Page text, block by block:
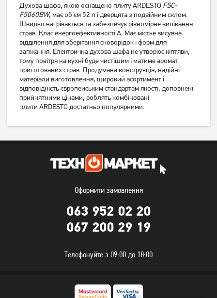
Плита електрична Beko
FSS56000GW
16 749грн
13 399грн
Плита газова Castle CG-
60B
10 759грн
FSC-F6060PW
13 879грн
Духова шафа, якою оснащено плиту ARDESTO FSC-
F5060BW, має об’єм 52 л і дверцята з подвійним склом.
Швидко нагрівається та забезпечує рівномірне випікання
страв. Клас енергоефективності A. Має містке висувне
відділення для зберігання сковорідок і форм для
запікання. Електрична духова шафа не утворює кіптяви,
тому повітря на кухні буде чистішим і матиме аромат
приготованих страв. Продумана конструкція, надійні
матеріали виготовлення, широкий асортимент і
відповідність європейським стандартам якості, доповнені
прийнятними цінами, роблять комбіновані
плити ARDESTO достатньо популярними.
Оформити замовлення
063 952 02 20
067 200 29 19
Телефонуйте з 09:00 до 18:00